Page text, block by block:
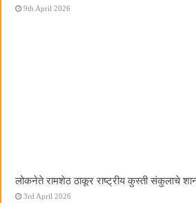
9th April 2026
लोकनेते रामशेठ ठाकूर राष्ट्रीय कुस्ती संकुलाचे
3rd April 2026